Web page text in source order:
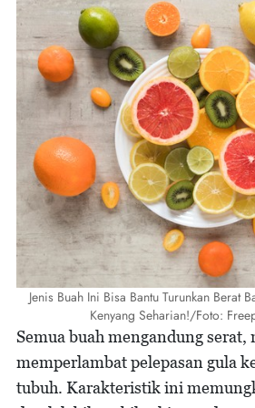
Jenis Buah Ini Bisa Bantu Turunkan Berat
Kenyang Seharian!/Foto:
Semua buah mengandung
memperlambat pelepasan gula
tubuh. Karakteristik ini